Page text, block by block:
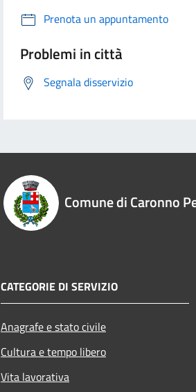
Prenota un appuntamento
Problemi in città
Segnala disservizio
Comune di Caronno
CATEGORIE DI SERVIZIO
Anagrafe e stato civile
Cultura e tempo libero
Vita lavorativa